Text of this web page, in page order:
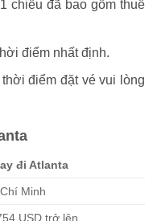
chiều đã bao gồm thuế
điểm nhất định.
điểm đặt vé vui lòng
đi Atlanta
Minh
USD trở lên